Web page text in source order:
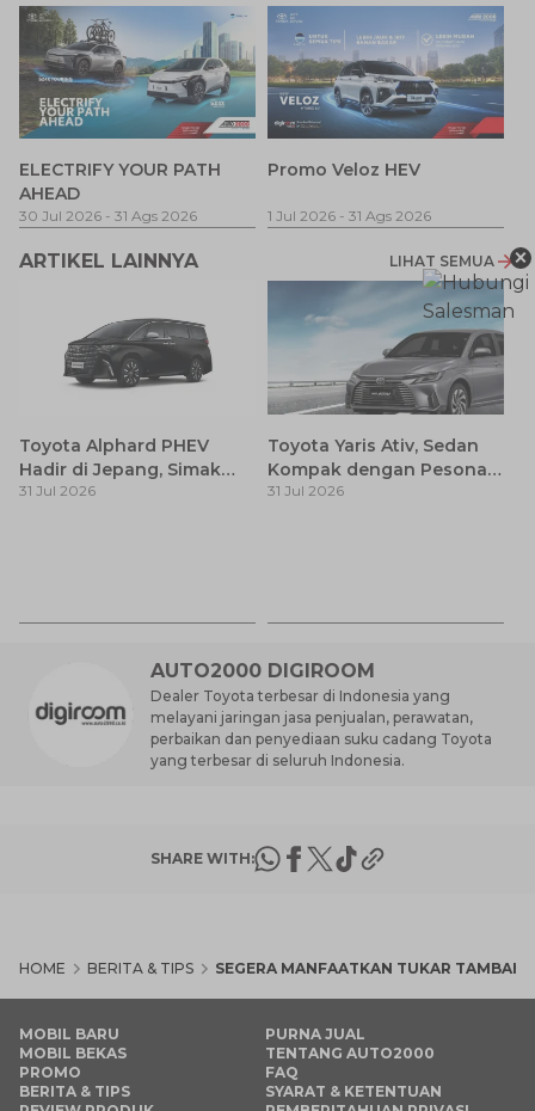
ELECTRIFY YOUR PATH
AHEAD
30 Jul 2026 - 31 Ags 2026
Promo Veloz HEV
1 Jul 2026 - 31 Ags 2026
ARTIKEL LAINNYA LIHAT SEMUA
Toyota Alphard PHEV
Hadir di Jepang, Simak
Pembaruan dan Fitur
31 Jul 2026
Toyota Yaris Ativ, Sedan
Kompak dengan Pesona
Modern
31 Jul 2026
AUTO2000 DIGIROOM
Dealer Toyota terbesar di Indonesia yang
melayani jaringan jasa penjualan, perawatan,
perbaikan dan penyediaan suku cadang Toyota
yang terbesar di seluruh Indonesia.
SHARE WITH:
HOME BERITA & TIPS SEGERA MANFAATKAN TUKAR
×
MOBIL BARU
MOBIL BEKAS
PROMO
BERITA & TIPS
PURNA JUAL
TENTANG AUTO2000
FAQ
SYARAT & KETENTUAN